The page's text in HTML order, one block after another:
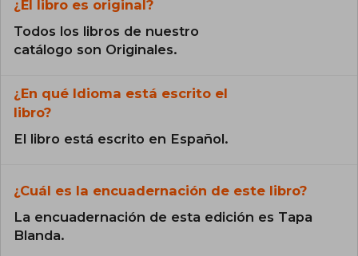
¿El libro es original?
Todos los libros de nuestro
catálogo son Originales.
¿En qué Idioma está escrito el
libro?
El libro está escrito en Español.
¿Cuál es la encuadernación de este libro?
La encuadernación de esta edición es Tapa
Blanda.